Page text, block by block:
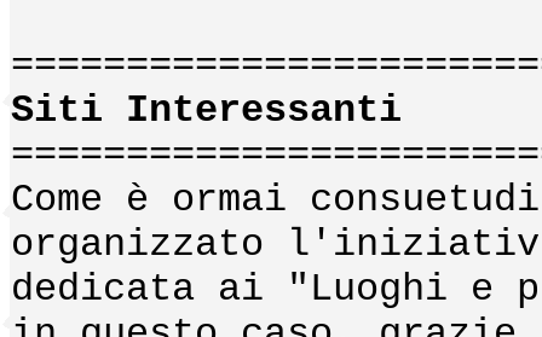
Siti Interessanti
Come è ormai
organizzato l'iniziativa
dedicata ai "Luoghi e